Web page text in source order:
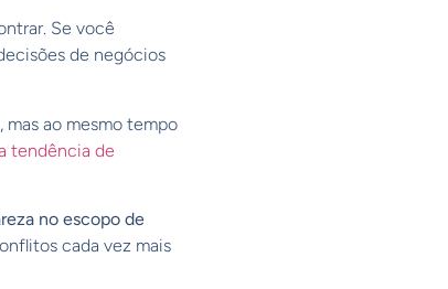
Se você
de negócios
ao mesmo tempo
tendência de
no escopo de
cada vez mais